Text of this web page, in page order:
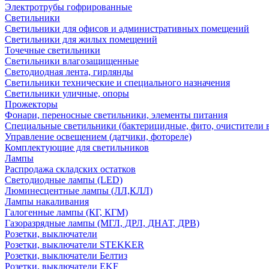
Электротрубы гофрированные
Светильники
Светильники для офисов и административных помещений
Светильники для жилых помещений
Точечные светильники
Светильники влагозащищенные
Светодиодная лента, гирлянды
Светильники технические и специального назначения
Светильники уличные, опоры
Прожекторы
Фонари, переносные светильники, элементы питания
Специальные светильники (бактерицидные, фито, очистители
Управление освещением (датчики, фотореле)
Комплектующие для светильников
Лампы
Распродажа складских остатков
Светодиодные лампы (LED)
Люминесцентные лампы (ЛЛ,КЛЛ)
Лампы накаливания
Галогенные лампы (КГ, КГМ)
Газоразрядные лампы (МГЛ, ДРЛ, ДНАТ, ДРВ)
Розетки, выключатели
Розетки, выключатели STEKKER
Розетки, выключатели Белтиз
Розетки, выключатели EKF